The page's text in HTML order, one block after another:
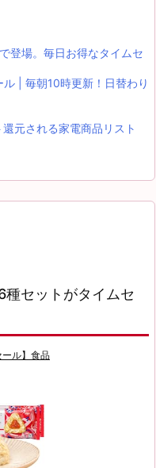
登場。毎日お得なタイムセ
ル | 毎朝10時更新！日替わり
元される家電商品リスト
セットがタイムセ
ール】食品